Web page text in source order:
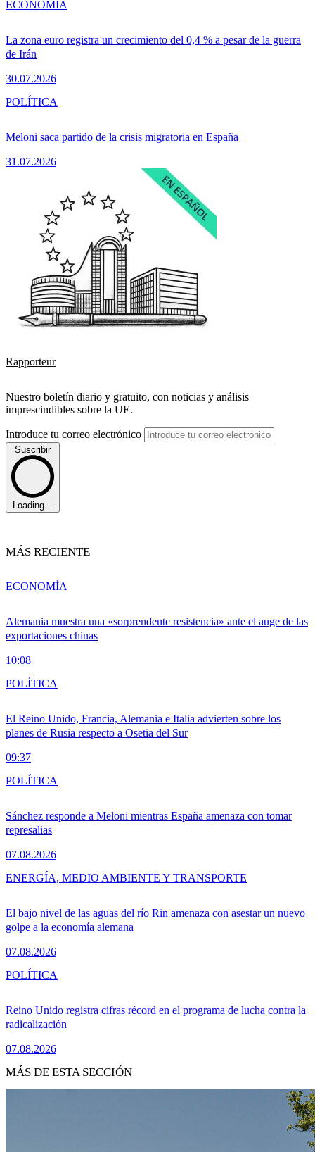
La zona euro registra un crecimiento del 0,4 % a pesar de la guerra
de Irán
30.07.2026
ECONOMÍA
Meloni saca partido de la crisis migratoria en España
31.07.2026
POLÍTICA
Rapporteur
Nuestro boletín diario y gratuito, con noticias y análisis
imprescindibles sobre la UE.
Introduce tu correo electrónico
Suscribir
Loading...
MÁS RECIENTE
Alemania muestra una «sorprendente resistencia» ante el auge de las
exportaciones chinas
10:08
ECONOMÍA
El Reino Unido, Francia, Alemania e Italia advierten sobre los
planes de Rusia respecto a Osetia del Sur
09:37
POLÍTICA
Sánchez responde a Meloni mientras España amenaza con tomar
represalias
07.08.2026
POLÍTICA
El bajo nivel de las aguas del río Rin amenaza con asestar un nuevo
golpe a la economía alemana
07.08.2026
ENERGÍA, MEDIO AMBIENTE Y TRANSPORTE
Reino Unido registra cifras récord en el programa de lucha contra la
radicalización
07.08.2026
POLÍTICA
MÁS DE ESTA SECCIÓN